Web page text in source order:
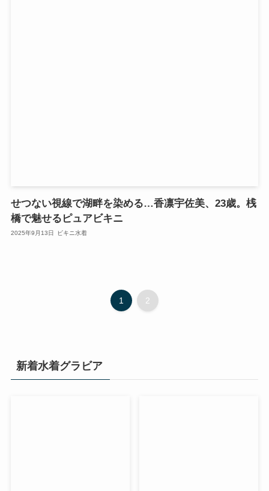
せつない視線で湖畔を染める…香凛宇佐美、23歳。桟
橋で魅せるピュアビキニ
2025年9月13日 ビキニ水着
1 2
新着水着グラビア